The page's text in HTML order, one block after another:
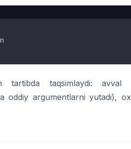
tartibda taqsimlaydi:
oddiy argumentlarni yutadi),